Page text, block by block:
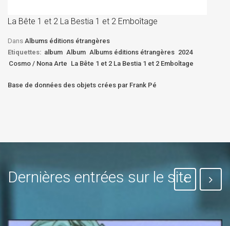
La Bête 1 et 2 La Bestia 1 et 2 Emboîtage
Dans Albums éditions étrangères
Etiquettes: album Album Albums éditions étrangères 2024
Cosmo / Nona Arte La Bête 1 et 2 La Bestia 1 et 2 Emboîtage
Base de données des objets crées par Frank Pé
Dernières entrées sur le site